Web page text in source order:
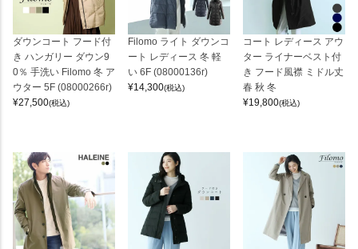
ダウンコート フード付
き ハンガリー ダウン9
0％ 手洗い Filomo 冬 ア
ウター 5F (08000266r)
¥27,500(税込)
Filomo ライト ダウンコ
ート レディース 冬 軽
い 6F (08000136r)
¥14,300(税込)
コート レディース アウ
ター ライナーベスト付
き フード風襟 ミドル丈
春 秋 冬
¥19,800(税込)